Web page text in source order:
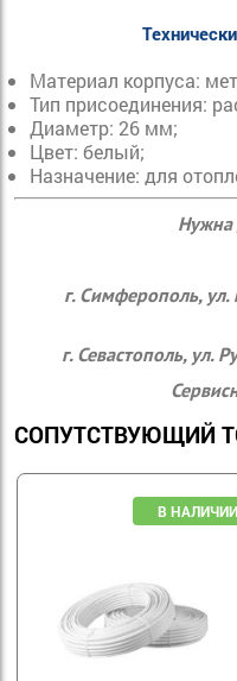
Материал корпуса:
Тип присоединения:
Диаметр: 26 мм;
Цвет: белый;
Назначение: для
Нужна
г. Симферополь,
г. Севастополь, ул.
СОПУТСТВУЮЩИЙ